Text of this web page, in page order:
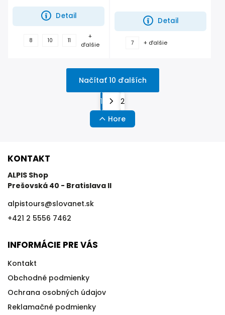
Detail
8 10 11
+
ďalšie
Detail
strane...
7 + ďalšie
Načítať 10 ďalších
1
2
Hore
KONTAKT
ALPIS Shop
Prešovská 40 - Bratislava II
alpistours@slovanet.sk
+421 2 5556 7462
INFORMÁCIE PRE VÁS
Kontakt
Obchodné podmienky
Ochrana osobných údajov
Reklamačné podmienky